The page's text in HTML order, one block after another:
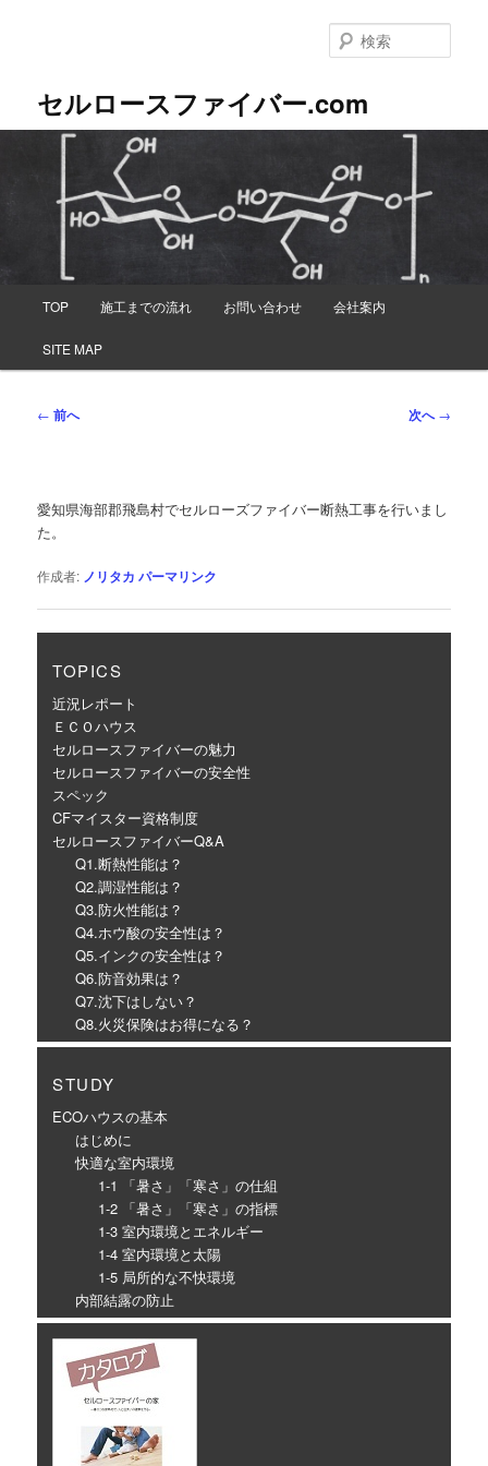
テ
へ
セルロースファイバー.com
索
メ
TOP 施工までの流れ お問い合わせ 会社案内
SITE MAP
投
ゲ
ー
ョ
← 前へ 次へ→
愛知県海部郡飛島村でセルローズファイバー断熱工事を行いまし
た。
作成者: ノリタカ パーマリンク
TOPICS
近況レポート
ＥＣＯハウス
セルロースファイバーの魅力
セルロースファイバーの安全性
スペック
CFマイスター資格制度
セルロースファイバーQ&A
Q1.断熱性能は？
Q2.調湿性能は？
Q3.防火性能は？
Q4.ホウ酸の安全性は？
Q5.インクの安全性は？
Q6.防音効果は？
Q7.沈下はしない？
Q8.火災保険はお得になる？
STUDY
ECOハウスの基本
はじめに
快適な室内環境
1-1 「暑さ」「寒さ」の仕組
1-2 「暑さ」「寒さ」の指標
1-3 室内環境とエネルギー
1-4 室内環境と太陽
1-5 局所的な不快環境
内部結露の防止